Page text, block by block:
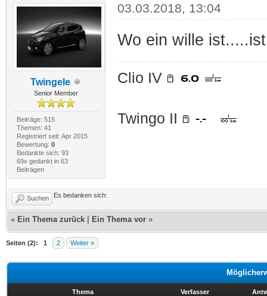
Twingele
Senior Member
Beiträge: 515
Themen: 41
Registriert seit: Apr 2015
Bewertung: 0
Bedankte sich: 93
69x gedankt in 63
Beiträgen
03.03.2018, 13:04
Wo ein wille
Clio IV
Twingo II
Suchen Es bedanken sich:
« Ein Thema zurück Ein Thema vor »
Seiten (2): 1 2 Weiter »
Thema Verfasser